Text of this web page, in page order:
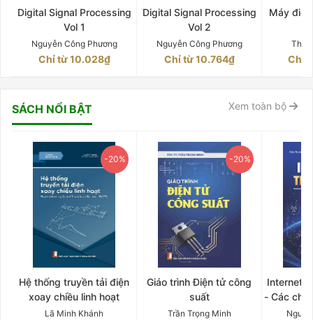
Digital Signal Processing
Vol 1
Nguyễn Công Phương
Chỉ từ 10.028₫
Digital Signal Processing
Vol 2
Nguyễn Công Phương
Chỉ từ 10.764₫
Máy
Chỉ
SÁCH NỔI BẬT Xem toàn bộ
-20%
Hệ thống truyền tải điện
xoay chiều linh hoạt
Lã Minh Khánh
-20%
Giáo trình Điện tử công
suất
Trần Trọng Minh
Internet
- Các